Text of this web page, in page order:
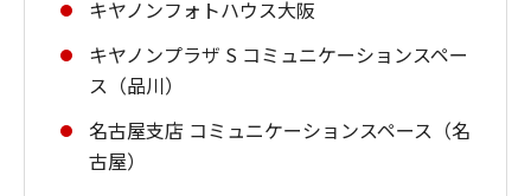
キヤノンフォトハウス大阪
キヤノンプラザ S コミュニケーションスペー
ス（品川）
名古屋支店 コミュニケーションスペース（名
古屋）